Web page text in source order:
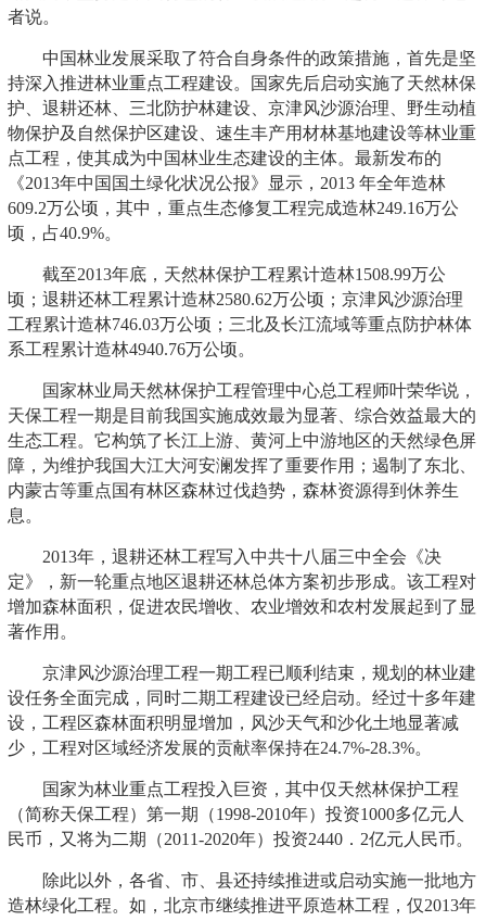
者说。
中国林业发展采取了符合自身条件的政策措施，首先是坚
持深入推进林业重点工程建设。国家先后启动实施了天然林保
护、退耕还林、三北防护林建设、京津风沙源治理、野生动植
物保护及自然保护区建设、速生丰产用材林基地建设等林业重
点工程，使其成为中国林业生态建设的主体。最新发布的
《2013年中国国土绿化状况公报》显示，2013 年全年造林
609.2万公顷，其中，重点生态修复工程完成造林249.16万公
顷，占40.9%。
截至2013年底，天然林保护工程累计造林1508.99万公
顷；退耕还林工程累计造林2580.62万公顷；京津风沙源治理
工程累计造林746.03万公顷；三北及长江流域等重点防护林体
系工程累计造林4940.76万公顷。
国家林业局天然林保护工程管理中心总工程师叶荣华说，
天保工程一期是目前我国实施成效最为显著、综合效益最大的
生态工程。它构筑了长江上游、黄河上中游地区的天然绿色屏
障，为维护我国大江大河安澜发挥了重要作用；遏制了东北、
内蒙古等重点国有林区森林过伐趋势，森林资源得到休养生
息。
2013年，退耕还林工程写入中共十八届三中全会《决
定》，新一轮重点地区退耕还林总体方案初步形成。该工程对
增加森林面积，促进农民增收、农业增效和农村发展起到了显
著作用。
京津风沙源治理工程一期工程已顺利结束，规划的林业建
设任务全面完成，同时二期工程建设已经启动。经过十多年建
设，工程区森林面积明显增加，风沙天气和沙化土地显著减
少，工程对区域经济发展的贡献率保持在24.7%-28.3%。
国家为林业重点工程投入巨资，其中仅天然林保护工程
（简称天保工程）第一期（1998-2010年）投资1000多亿元人
民币，又将为二期（2011-2020年）投资2440．2亿元人民币。
除此以外，各省、市、县还持续推进或启动实施一批地方
造林绿化工程。如，北京市继续推进平原造林工程，仅2013年